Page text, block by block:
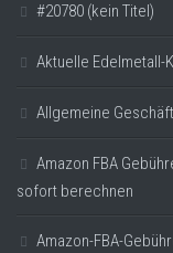
#20780 (kein Titel)
Aktuelle Edelmetall-
Allgemeine
Amazon FBA
sofort berechnen
Amazon-FBA-